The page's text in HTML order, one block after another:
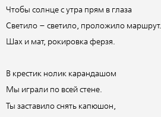
Чтобы солнце с утра прям в глаза
Светило – светило, проложило маршрут.
Шах и мат, рокировка ферзя.
В крестик нолик карандашом
Мы играли по всей стене.
Ты заставило снять капюшон,